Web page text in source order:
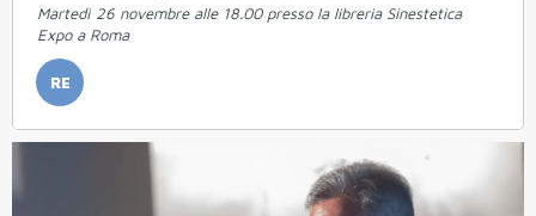
Martedì 26 novembre alle 18.00 presso la libreria Sinestetica
Expo a Roma
RE